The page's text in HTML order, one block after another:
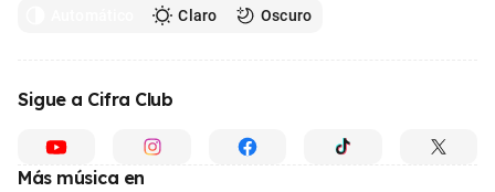
Claro Oscuro
Sigue a Cifra Club
Más música en